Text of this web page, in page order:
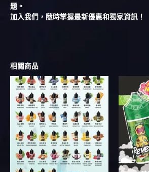
題。
加入我們，隨時掌握最新優惠和獨家資訊！
相關商品
價
格
範
圍：
NT$500
到
NT$600
此
產
品
有
多
種
款
式。
可